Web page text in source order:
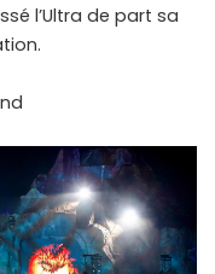
l’Ultra de part sa